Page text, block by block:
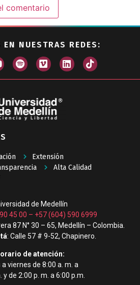
NUESTRAS REDES:
Extensión
Alta Calidad
de Medellín
45 00 – +57 (604) 590 6999
87 N° 30 – 65, Medellín – Colombia.
: Calle 57 # 9-52, Chapinero.
de atención:
a viernes de 8:00 a. m. a
y de 2:00 p. m. a 6:00 p.m.